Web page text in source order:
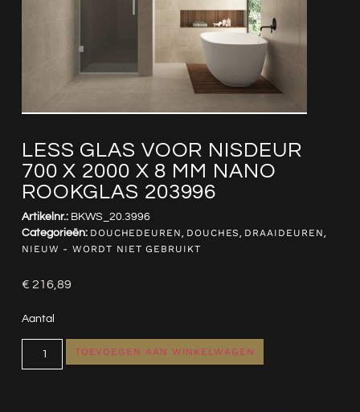
LESS GLAS VOOR NISDEUR
700 X 2000 X 8 MM NANO
ROOKGLAS 203996
Artikelnr.: BKWS_20.3996
Categorieën: DOUCHEDEUREN, DOUCHES, DRAAIDEUREN,
NIEUW - WORDT NIET GEBRUIKT
€ 216,89
Aantal
TOEVOEGEN AAN WINKELWAGEN